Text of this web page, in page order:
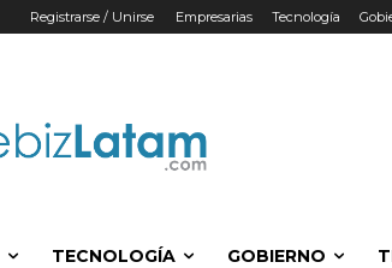
Registrarse / Unirse Empresarias Tecnología
TECNOLOGÍA GOBIERNO